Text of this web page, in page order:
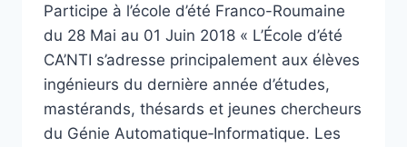
Participe à l’école d’été Franco-Roumaine
du 28 Mai au 01 Juin 2018 « L’École d’été
CA’NTI s’adresse principalement aux élèves
ingénieurs du dernière année d’études,
mastérands, thésards et jeunes chercheurs
du Génie Automatique‐Informatique. Les